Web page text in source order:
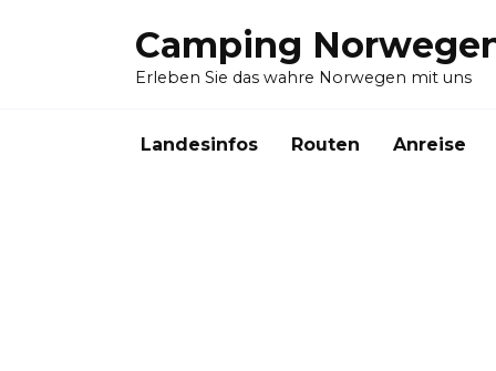
Camping
Erleben Sie das wahre Norwegen mit uns
Landesinfos Routen Anreise